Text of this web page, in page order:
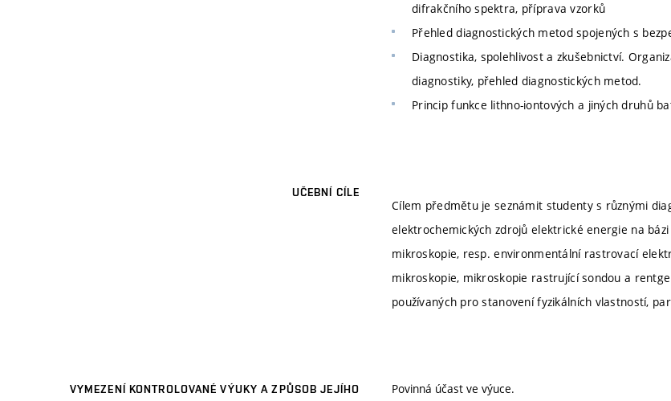
difrakčního spektra, příprava vzorků
Přehled diagnostických metod spojených s
Diagnostika, spolehlivost a zkušebnictví.
diagnostiky, přehled diagnostických metod.
Princip funkce lithno-iontových a jiných druhů
UČEBNÍ CÍLE
Cílem předmětu je seznámit studenty s různými
elektrochemických zdrojů elektrické energie na
mikroskopie, resp. environmentální rastrovací
mikroskopie, mikroskopie rastrující sondou a
používaných pro stanovení fyzikálních vlastností,
VYMEZENÍ KONTROLOVANÉ VÝUKY A ZPŮSOB JEJÍHO
Povinná účast ve výuce.